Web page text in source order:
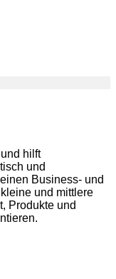
hilft
und
Business- und
und mittlere
Produkte und